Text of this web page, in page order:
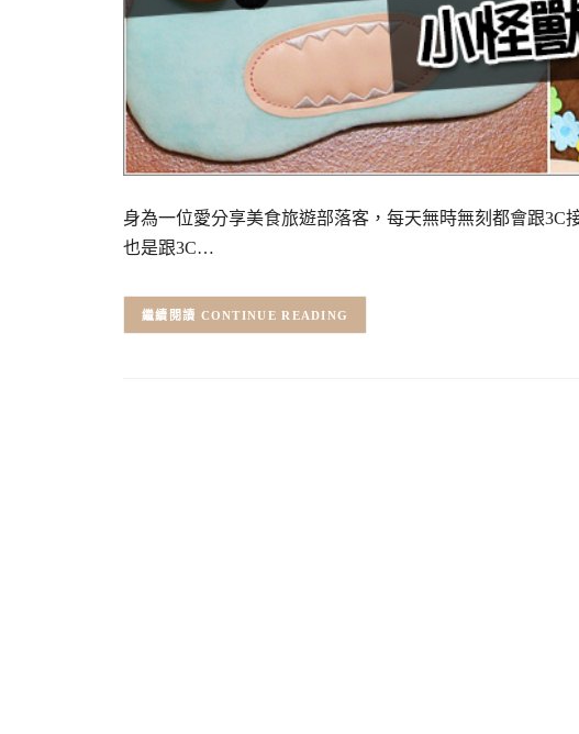
身為一位愛分享美食旅遊部落客，每天無時無刻都會跟
也是跟3C…
CONTINUE READING